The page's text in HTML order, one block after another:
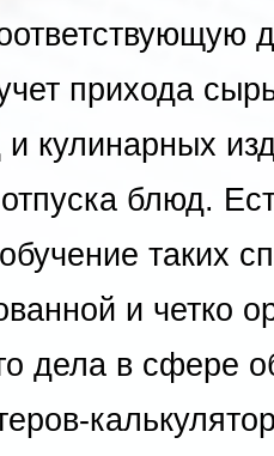
прихода
и кулинарных
блюд.
таких
и четко
дела в сфере